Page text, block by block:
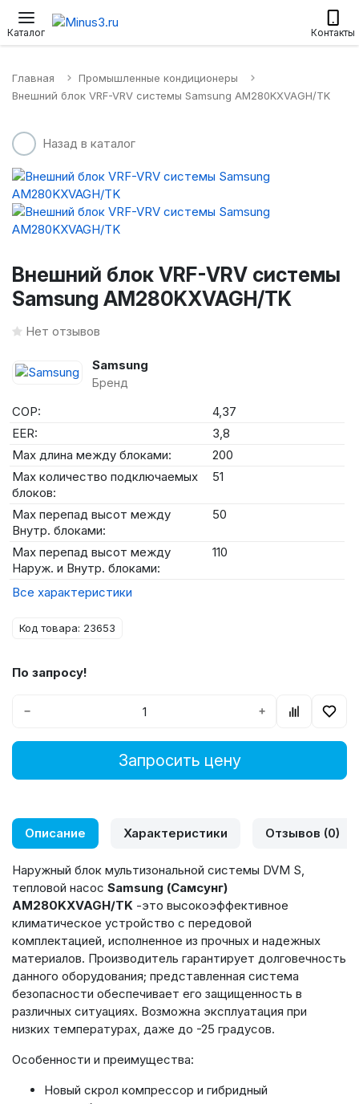
Каталог Контакты
Настенные сплит-системы
Главная
Промышленные кондиционеры
Внешний блок VRF-VRV системы Samsung AM280KXVAGH/TK
Назад в каталог
Внешний блок VRF-VRV системы
Samsung AM280KXVAGH/TK
Нет отзывов
Samsung
Бренд
COP:
4,37
EER:
3,8
Max длина между блоками:
200
Max количество подключаемых
блоков:
51
Max перепад высот между
Внутр. блоками:
50
Max перепад высот между
Наруж. и Внутр. блоками:
110
Все характеристики
Код товара: 23653
По запросу!
− +
Запросить цену
Описание Характеристики Отзывов (0)
Наружный блок мультизональной системы DVM S,
тепловой насос Samsung (Самсунг)
AM280KXVAGH/TK -это высокоэффективное
климатическое устройство с передовой
комплектацией, исполненное из прочных и надежных
материалов. Производитель гарантирует долговечность
данного оборудования; представленная система
безопасности обеспечивает его защищенность в
различных ситуациях. Возможна эксплуатация при
низких температурах, даже до -25 градусов.
Особенности и преимущества:
Новый скрол компрессор и гибридный